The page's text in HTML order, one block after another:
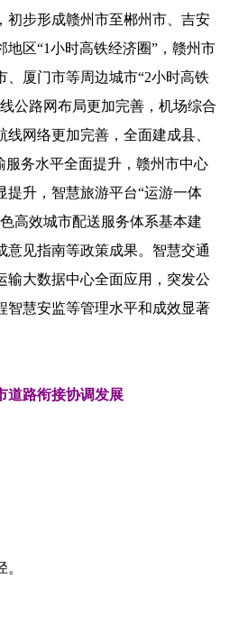
初步形成赣州市至郴州市、吉安
区“1小时高铁经济圈”，赣州市
、厦门市等周边城市“2小时高铁
公路网布局更加完善，机场综合
网络更加完善，全面建成县、
服务水平全面提升，赣州市中心
提升，智慧旅游平台“运游一体
高效城市配送服务体系基本建
意见指南等政策成果。智慧交通
输大数据中心全面应用，突发公
智慧安监等管理水平和成效显著
道路衔接协调发展